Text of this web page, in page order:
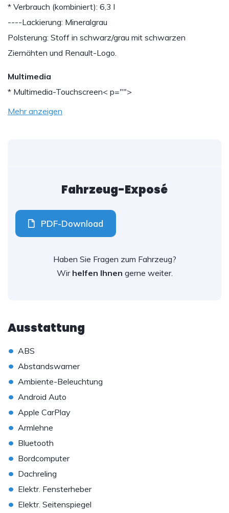
* Verbrauch (kombiniert): 6,3 l
----Lackierung: Mineralgrau
Polsterung: Stoff in schwarz/grau mit schwarzen
Ziernähten und Renault-Logo.
Multimedia
* Multimedia-Touchscreen< p="">
Mehr anzeigen
Fahrzeug-Exposé
PDF-Download
Haben Sie Fragen zum Fahrzeug?
Wir helfen Ihnen gerne weiter.
Ausstattung
• ABS
• Abstandswarner
• Ambiente-Beleuchtung
• Android Auto
• Apple CarPlay
• Armlehne
• Bluetooth
• Bordcomputer
• Dachreling
• Elektr. Fensterheber
• Elektr. Seitenspiegel